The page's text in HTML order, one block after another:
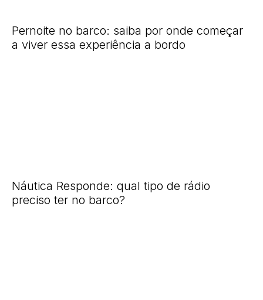
Pernoite no barco: saiba por onde começar
a viver essa experiência a bordo
Náutica Responde: qual tipo de rádio
preciso ter no barco?